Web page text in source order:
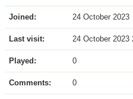
Joined: 24 October 2023
Last visit: 24 October 2023
Played: 0
Comments: 0